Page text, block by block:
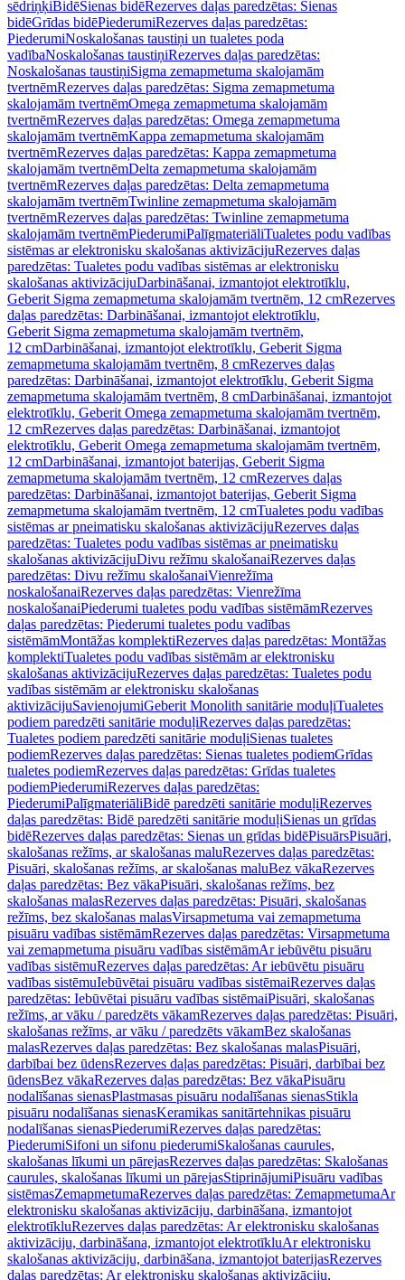
sēdriņķiBidēSienas bidēRezerves daļas paredzētas: Sienas
bidēGrīdas bidēPiederumiRezerves daļas paredzētas:
PiederumiNoskalošanas taustiņi un tualetes poda
vadībaNoskalošanas taustiņiRezerves daļas paredzētas:
Noskalošanas taustiņiSigma zemapmetuma skalojamām
tvertnēmRezerves daļas paredzētas: Sigma zemapmetuma
skalojamām tvertnēmOmega zemapmetuma skalojamām
tvertnēmRezerves daļas paredzētas: Omega zemapmetuma
skalojamām tvertnēmKappa zemapmetuma skalojamām
tvertnēmRezerves daļas paredzētas: Kappa zemapmetuma
skalojamām tvertnēmDelta zemapmetuma skalojamām
tvertnēmRezerves daļas paredzētas: Delta zemapmetuma
skalojamām tvertnēmTwinline zemapmetuma skalojamām
tvertnēmRezerves daļas paredzētas: Twinline zemapmetuma
skalojamām tvertnēmPiederumiPalīgmateriāliTualetes podu vadības
sistēmas ar elektronisku skalošanas aktivizācijuRezerves daļas
paredzētas: Tualetes podu vadības sistēmas ar elektronisku
skalošanas aktivizācijuDarbināšanai, izmantojot elektrotīklu,
Geberit Sigma zemapmetuma skalojamām tvertnēm, 12 cmRezerves
daļas paredzētas: Darbināšanai, izmantojot elektrotīklu,
Geberit Sigma zemapmetuma skalojamām tvertnēm,
12 cmDarbināšanai, izmantojot elektrotīklu, Geberit Sigma
zemapmetuma skalojamām tvertnēm, 8 cmRezerves daļas
paredzētas: Darbināšanai, izmantojot elektrotīklu, Geberit Sigma
zemapmetuma skalojamām tvertnēm, 8 cmDarbināšanai, izmantojot
elektrotīklu, Geberit Omega zemapmetuma skalojamām tvertnēm,
12 cmRezerves daļas paredzētas: Darbināšanai, izmantojot
elektrotīklu, Geberit Omega zemapmetuma skalojamām tvertnēm,
12 cmDarbināšanai, izmantojot baterijas, Geberit Sigma
zemapmetuma skalojamām tvertnēm, 12 cmRezerves daļas
paredzētas: Darbināšanai, izmantojot baterijas, Geberit Sigma
zemapmetuma skalojamām tvertnēm, 12 cmTualetes podu vadības
sistēmas ar pneimatisku skalošanas aktivizācijuRezerves daļas
paredzētas: Tualetes podu vadības sistēmas ar pneimatisku
skalošanas aktivizācijuDivu režīmu skalošanaiRezerves daļas
paredzētas: Divu režīmu skalošanaiVienrežīma
noskalošanaiRezerves daļas paredzētas: Vienrežīma
noskalošanaiPiederumi tualetes podu vadības sistēmāmRezerves
daļas paredzētas: Piederumi tualetes podu vadības
sistēmāmMontāžas komplektiRezerves daļas paredzētas: Montāžas
komplektiTualetes podu vadības sistēmām ar elektronisku
skalošanas aktivizācijuRezerves daļas paredzētas: Tualetes podu
vadības sistēmām ar elektronisku skalošanas
aktivizācijuSavienojumiGeberit Monolith sanitārie moduļiTualetes
podiem paredzēti sanitārie moduļiRezerves daļas paredzētas:
Tualetes podiem paredzēti sanitārie moduļiSienas tualetes
podiemRezerves daļas paredzētas: Sienas tualetes podiemGrīdas
tualetes podiemRezerves daļas paredzētas: Grīdas tualetes
podiemPiederumiRezerves daļas paredzētas:
PiederumiPalīgmateriāliBidē paredzēti sanitārie moduļiRezerves
daļas paredzētas: Bidē paredzēti sanitārie moduļiSienas un grīdas
bidēRezerves daļas paredzētas: Sienas un grīdas bidēPisuārsPisuāri,
skalošanas režīms, ar skalošanas maluRezerves daļas paredzētas:
Pisuāri, skalošanas režīms, ar skalošanas maluBez vākaRezerves
daļas paredzētas: Bez vākaPisuāri, skalošanas režīms, bez
skalošanas malasRezerves daļas paredzētas: Pisuāri, skalošanas
režīms, bez skalošanas malasVirsapmetuma vai zemapmetuma
pisuāru vadības sistēmāmRezerves daļas paredzētas: Virsapmetuma
vai zemapmetuma pisuāru vadības sistēmāmAr iebūvētu pisuāru
vadības sistēmuRezerves daļas paredzētas: Ar iebūvētu pisuāru
vadības sistēmuIebūvētai pisuāru vadības sistēmaiRezerves daļas
paredzētas: Iebūvētai pisuāru vadības sistēmaiPisuāri, skalošanas
režīms, ar vāku / paredzēts vākamRezerves daļas paredzētas: Pisuāri,
skalošanas režīms, ar vāku / paredzēts vākamBez skalošanas
malasRezerves daļas paredzētas: Bez skalošanas malasPisuāri,
darbībai bez ūdensRezerves daļas paredzētas: Pisuāri, darbībai bez
ūdensBez vākaRezerves daļas paredzētas: Bez vākaPisuāru
nodalīšanas sienasPlastmasas pisuāru nodalīšanas sienasStikla
pisuāru nodalīšanas sienasKeramikas sanitārtehnikas pisuāru
nodalīšanas sienasPiederumiRezerves daļas paredzētas:
PiederumiSifoni un sifonu piederumiSkalošanas caurules,
skalošanas līkumi un pārejasRezerves daļas paredzētas: Skalošanas
caurules, skalošanas līkumi un pārejasStiprinājumiPisuāru vadības
sistēmasZemapmetumaRezerves daļas paredzētas: ZemapmetumaAr
elektronisku skalošanas aktivizāciju, darbināšana, izmantojot
elektrotīkluRezerves daļas paredzētas: Ar elektronisku skalošanas
aktivizāciju, darbināšana, izmantojot elektrotīkluAr elektronisku
skalošanas aktivizāciju, darbināšana, izmantojot baterijasRezerves
daļas paredzētas: Ar elektronisku skalošanas aktivizāciju,